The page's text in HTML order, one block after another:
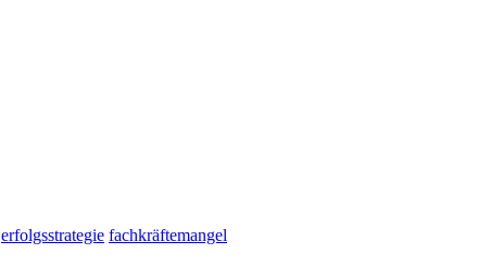
erfolgsstrategie fachkräftemangel